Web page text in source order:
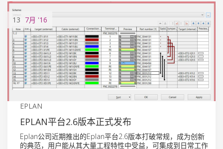
13 7月 '16
EPLAN
EPLAN平台2.6版本正式发布
Eplan公司近期推出的Eplan平台2.6版本打破常规，成为创新
的典范，用户能从其大量工程特性中受益，可集成到日常工作